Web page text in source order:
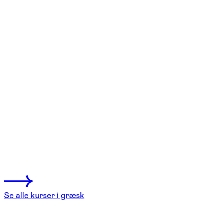
Se alle kurser i græsk